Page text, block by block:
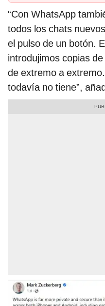
“Con WhatsApp
todos los chats
el pulso de un botón.
introdujimos copias
de extremo a
todavía no tiene”,